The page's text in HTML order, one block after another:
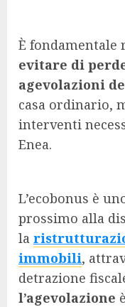
È fondamentale
evitare di
agevolazioni
casa ordinario,
interventi
Enea.
L’ecobonus è
prossimo alla
la
immobili,
detrazione
l’agevolazione